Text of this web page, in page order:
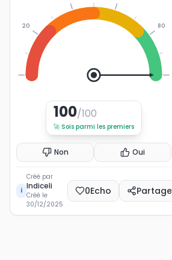
20 80
100/100
🚀 Sois parmi les premiers
Non Oui
i
Créé par
Indiceli
Créé le
30/12/2025
0Echo Partager